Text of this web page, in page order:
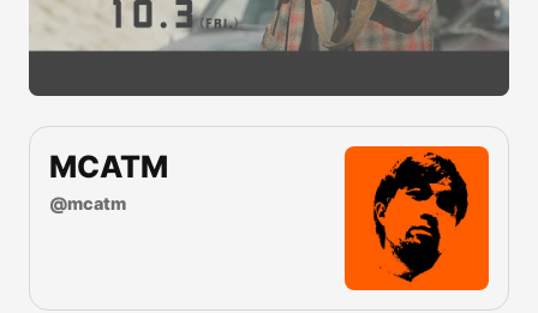
MCATM
@mcatm